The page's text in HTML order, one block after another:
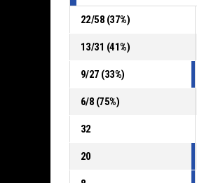
22/58 (37%)
13/31 (41%)
9/27 (33%)
6/8 (75%)
32
20